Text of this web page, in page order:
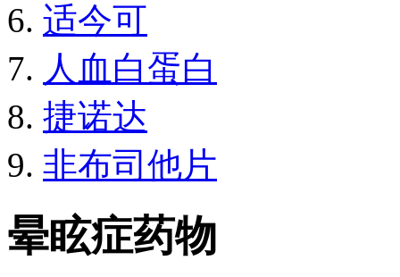
适今可
人血白蛋白
捷诺达
非布司他片
晕眩症药物